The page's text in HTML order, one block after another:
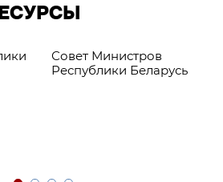
Совет Министров
Республики Беларусь